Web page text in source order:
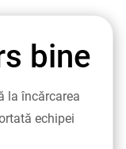
bine
la încărcarea
echipei